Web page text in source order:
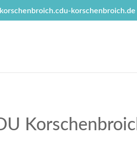
korschenbroich.de